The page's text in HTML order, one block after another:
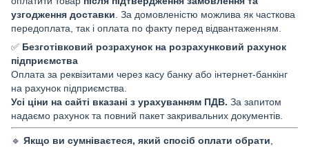
узгодження доставки. За домовленістю можлива як часткова
передоплата, так і оплата по факту перед відвантаженням.
✅ Безготівковий розрахунок на розрахунковий рахунок
підприємства
Оплата за реквізитами через касу банку або інтернет-банкінг
на рахунок підприємства.
Усі ціни на сайті вказані з урахуванням ПДВ. За запитом
надаємо рахунок та повний пакет закривальних документів.
🔹 Якщо ви сумніваєтеся, який спосіб оплати обрати,